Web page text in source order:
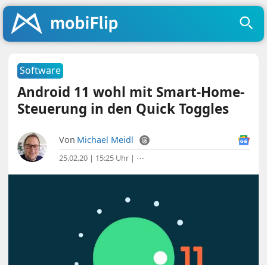
Software
Android 11 wohl mit Smart-Home-
Steuerung in den Quick Toggles
Von Michael Meidl
25.02.20 | 15:25 Uhr | ⋯